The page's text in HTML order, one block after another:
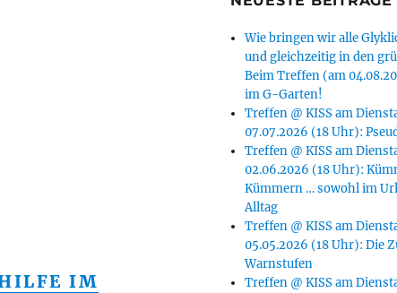
IM
Wie bringen wir alle
und gleichzeitig in den
Beim Treffen (am
im G-Garten!
Treffen @ KISS am
07.07.2026 (18 Uhr):
Treffen @ KISS am
02.06.2026 (18 Uhr):
Kümmern … sowohl im
Alltag
Treffen @ KISS am
05.05.2026 (18 Uhr): Die
Warnstufen
Treffen @ KISS am